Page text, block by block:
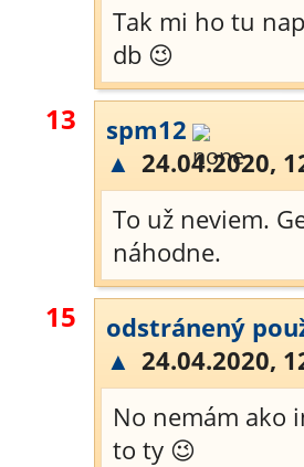
Tak mi ho tu
db 😉
13
spm12
▲ 24.04.2020,
To už neviem.
náhodne.
15
odstránený
▲ 24.04.2020,
No nemám ako
to ty 😉